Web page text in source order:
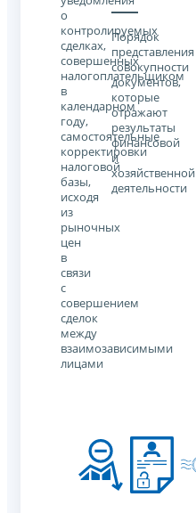
о
контролируемых
сделках,
совершенных
налогоплательщиком
в
календарном
году,
самостоятельные
корректировки
налоговой
базы,
исходя
из
рыночных
цен
в
связи
с
совершением
сделок
между
взаимозависимыми
лицами
Порядок
представления
совокупности
документов,
которые
отражают
результаты
финансовой
и
хозяйственной
деятельности